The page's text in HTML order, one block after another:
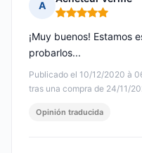
A
Nota: 5 de 5
Publicado el 10/12/2020 à
tras una compra de 24/11/
¡Muy buenos! Estamos
probarlos...
Opinión traducida